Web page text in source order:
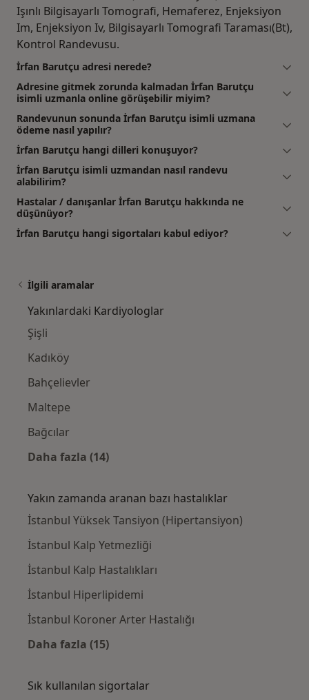
Işınlı Bilgisayarlı Tomografi, Hemaferez, Enjeksiyon
Im, Enjeksiyon Iv, Bilgisayarlı Tomografi Taraması(Bt),
Kontrol Randevusu.
İrfan Barutçu adresi nerede?
Adresine gitmek zorunda kalmadan İrfan Barutçu
isimli uzmanla online görüşebilir miyim?
Randevunun sonunda İrfan Barutçu isimli uzmana
ödeme nasıl yapılır?
İrfan Barutçu hangi dilleri konuşuyor?
İrfan Barutçu isimli uzmandan nasıl randevu
alabilirim?
Hastalar / danışanlar İrfan Barutçu hakkında ne
düşünüyor?
İrfan Barutçu hangi sigortaları kabul ediyor?
İlgili aramalar
Yakınlardaki Kardiyologlar
Şişli
Kadıköy
Bahçelievler
Maltepe
Bağcılar
Daha fazla (14)
Yakın zamanda aranan bazı hastalıklar
İstanbul Yüksek Tansiyon (Hipertansiyon)
İstanbul Kalp Yetmezliği
İstanbul Kalp Hastalıkları
İstanbul Hiperlipidemi
İstanbul Koroner Arter Hastalığı
Daha fazla (15)
Sık kullanılan sigortalar